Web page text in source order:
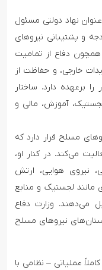
نهاد دولتی مسئول
و پشتیبانی نیروهای
دفاع از تمامیت
خارجی، و حفاظت از
برعهده دارد. ساختار
آموزش، مالی و
مسلح قرار دارد که
می‌کند. در کنار او،
نیروی هوایی، ارتش
لجستیک و منابع
می‌دهند. وزارت دفاع
نیروهای مسلح
عملیاتی – نظامی با